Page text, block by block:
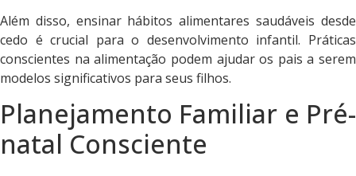
Além disso, ensinar hábitos alimentares saudáveis desde
cedo é crucial para o desenvolvimento infantil. Práticas
conscientes na alimentação podem ajudar os pais a serem
modelos significativos para seus filhos.
Planejamento Familiar e Pré-
natal Consciente